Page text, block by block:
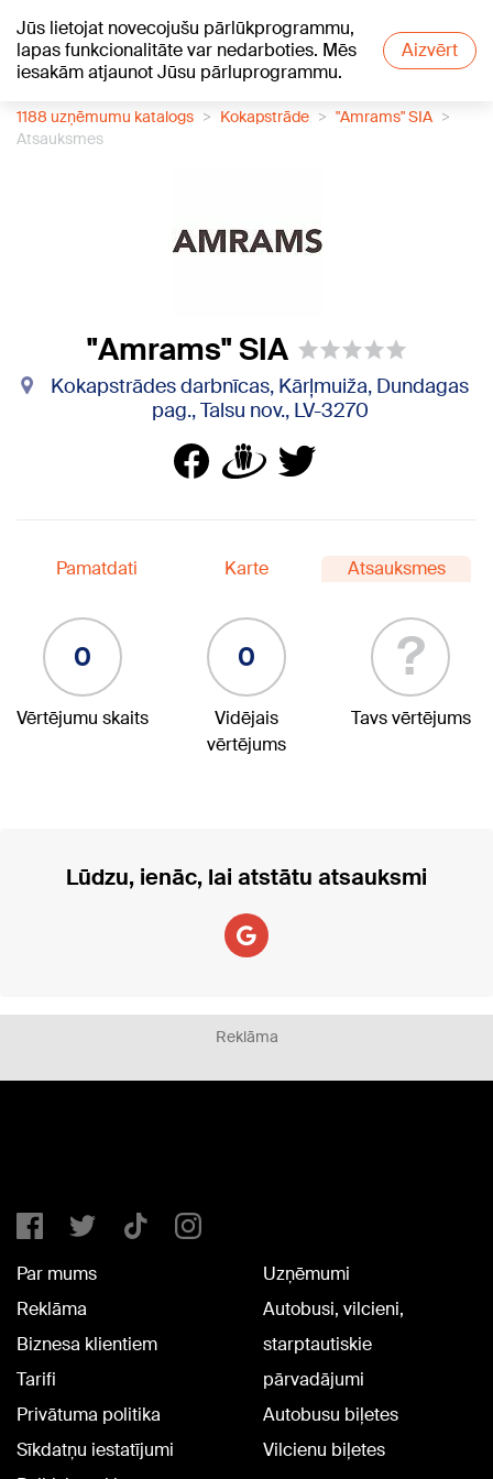
Jūs lietojat novecojušu pārlūkprogrammu,
lapas funkcionalitāte var nedarboties. Mēs
iesakām atjaunot Jūsu pārluprogrammu.
Aizvērt
+21°C
1188 uzņēmumu katalogs Kokapstrāde
"Amrams" SIA
Atsauksmes
"Amrams" SIA
Kokapstrādes darbnīcas, Kārļmuiža, Dundagas
pag., Talsu nov., LV-3270
Pamatdati Karte Atsauksmes
0
Vērtējumu skaits
0
Vidējais
vērtējums
?
Tavs vērtējums
Lūdzu, ienāc, lai atstātu atsauksmi
Reklāma
Par mums
Reklāma
Biznesa klientiem
Tarifi
Privātuma politika
Sīkdatņu iestatījumi
Uzņēmumi
Autobusi, vilcieni,
starptautiskie
pārvadājumi
Autobusu biļetes
Vilcienu biļetes